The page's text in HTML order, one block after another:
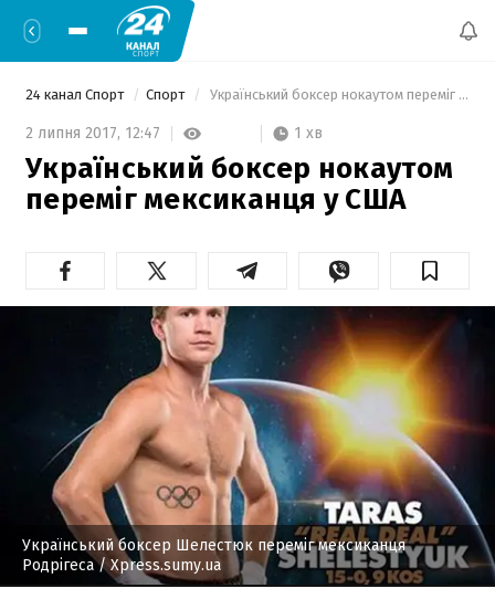
24 канал Спорт Спорт Український боксер нокаутом переміг мексиканця у США
2 липня 2017, 12:47 1 хв
Український боксер нокаутом
переміг мексиканця у США
Український боксер Шелестюк переміг мексиканця
Родрігеса/ Xpress.sumy.ua